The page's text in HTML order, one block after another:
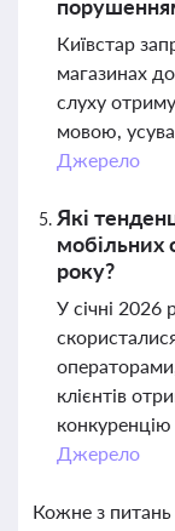
Київстар
магазинах
слуху
мовою,
Джерело
Які
мобільних
року?
У січні 2026
клієнтів
Джерело
Кожне з